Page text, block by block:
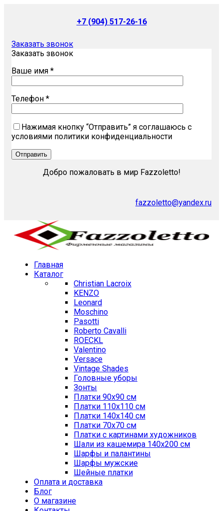
+7 (904) 517-26-16
Заказать звонок
Заказать звонок
Ваше имя *
Телефон *
Нажимая кнопку “Отправить” я соглашаюсь с
условиями политики конфиденциальности
Добро пожаловать в мир Fazzoletto!
fazzoletto@yandex.ru
Главная
Каталог
Christian Lacroix
KENZO
Leonard
Moschino
Pasotti
Roberto Cavalli
ROECKL
Valentino
Versace
Vintage Shades
Головные уборы
Зонты
Платки 90х90 см
Платки 110х110 см
Платки 140х140 см
Платки 70х70 см
Платки с картинами художников
Шали из кашемира 140х200 см
Шарфы и палантины
Шарфы мужские
Шейные платки
Оплата и доставка
Блог
О магазине